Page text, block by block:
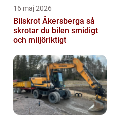
16 maj 2026
Bilskrot Åkersberga så
skrotar du bilen smidigt
och miljöriktigt